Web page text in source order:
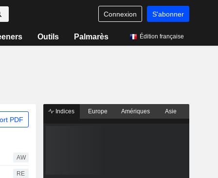
Connexion S'abonner
Outils Palmarès Édition française
PDF
AW
RE
Indices Europe Amériques Asie